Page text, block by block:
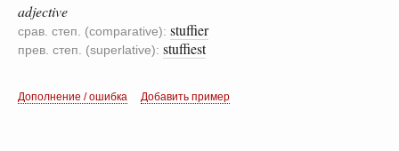
adjective
срав. степ. (comparative): stuffier
прев. степ. (superlative): stuffiest
Дополнение / ошибка Добавить пример